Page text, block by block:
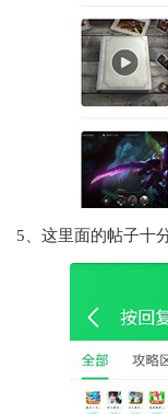
5、这里面的帖子十